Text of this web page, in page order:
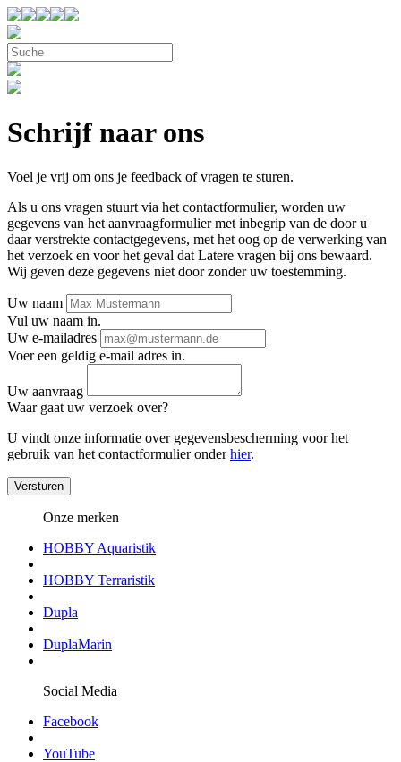
Schrijf naar ons
Voel je vrij om ons je feedback of vragen te sturen.
Als u ons vragen stuurt via het contactformulier, worden uw
gegevens van het aanvraagformulier met inbegrip van de door u
daar verstrekte contactgegevens, met het oog op de verwerking van
het verzoek en voor het geval dat Latere vragen bij ons bewaard.
Wij geven deze gegevens niet door zonder uw toestemming.
Uw naam
Vul uw naam in.
Uw e-mailadres
Voer een geldig e-mail adres in.
Uw aanvraag
Waar gaat uw verzoek over?
U vindt onze informatie over gegevensbescherming voor het
gebruik van het contactformulier onderhier.
Versturen
Onze merken
HOBBY Aquaristik
HOBBY Terraristik
Dupla
DuplaMarin
Social Media
Facebook
YouTube